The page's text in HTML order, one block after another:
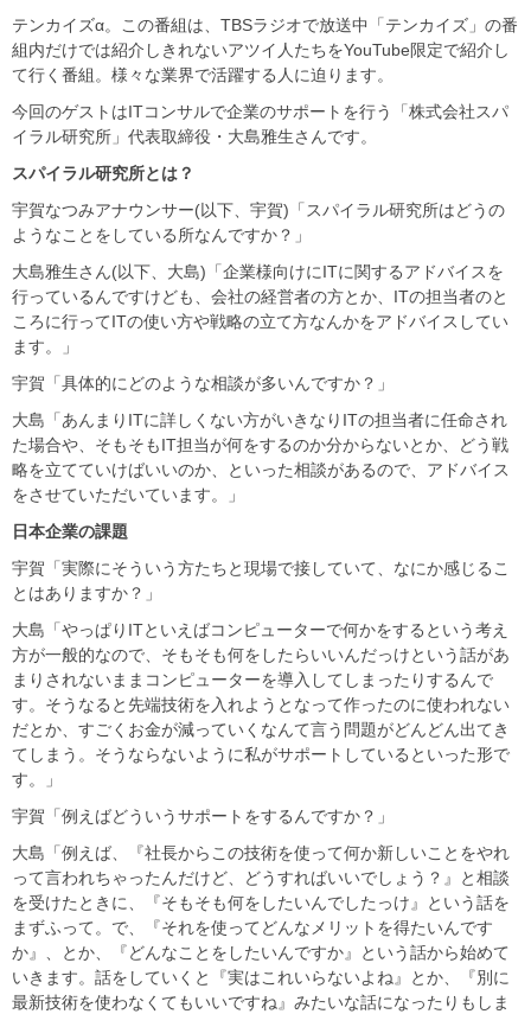
テンカイズα。この番組は、TBSラジオで放送中「テンカイズ」の番
組内だけでは紹介しきれないアツイ人たちをYouTube限定で紹介し
て行く番組。様々な業界で活躍する人に迫ります。
今回のゲストはITコンサルで企業のサポートを行う「株式会社スパ
イラル研究所」代表取締役・大島雅生さんです。
スパイラル研究所とは？
宇賀なつみアナウンサー(以下、宇賀)「スパイラル研究所はどうの
ようなことをしている所なんですか？」
大島雅生さん(以下、大島)「企業様向けにITに関するアドバイスを
行っているんですけども、会社の経営者の方とか、ITの担当者のと
ころに行ってITの使い方や戦略の立て方なんかをアドバイスしてい
ます。」
宇賀「具体的にどのような相談が多いんですか？」
大島「あんまりITに詳しくない方がいきなりITの担当者に任命され
た場合や、そもそもIT担当が何をするのか分からないとか、どう戦
略を立てていけばいいのか、といった相談があるので、アドバイス
をさせていただいています。」
日本企業の課題
宇賀「実際にそういう方たちと現場で接していて、なにか感じるこ
とはありますか？」
大島「やっぱりITといえばコンピューターで何かをするという考え
方が一般的なので、そもそも何をしたらいいんだっけという話があ
まりされないままコンピューターを導入してしまったりするんで
す。そうなると先端技術を入れようとなって作ったのに使われない
だとか、すごくお金が減っていくなんて言う問題がどんどん出てき
てしまう。そうならないように私がサポートしているといった形で
す。」
宇賀「例えばどういうサポートをするんですか？」
大島「例えば、『社長からこの技術を使って何か新しいことをやれ
って言われちゃったんだけど、どうすればいいでしょう？』と相談
を受けたときに、『そもそも何をしたいんでしたっけ』という話を
まずふって。で、『それを使ってどんなメリットを得たいんです
か』、とか、『どんなことをしたいんですか』という話から始めて
いきます。話をしていくと『実はこれいらないよね』とか、『別に
最新技術を使わなくてもいいですね』みたいな話になったりもしま